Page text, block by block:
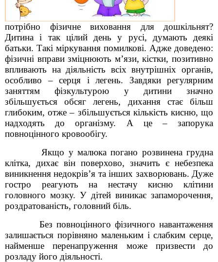
потрібно фізичне виховання для дошкільнят?
Дитина і так цілий день у русі, думають деякі
батьки. Такі міркування помилкові. Адже доведено:
фізичні вправи зміцнюють м’язи, кістки, позитивно
впливають на діяльність всіх внутрішніх органів,
особливо – серця і легень. Завдяки регулярним
заняттям фізкультурою у дитини значно
збільшується обсяг легень, дихання стає більш
глибоким, отже – збільшується кількість кисню, що
надходять до організму. А це – запорука
повноцінного кровообігу.
Якщо у малюка погано розвинена грудна
клітка, дихає він поверхово, значить є небезпека
виникнення недокрів’я та інших захворювань. Дуже
гостро реагують на нестачу кисню клітини
головного мозку. У дітей виникає запаморочення,
роздратованість, головний біль.
Без повноцінного фізичного навантаження
залишається порівняно маленьким і слабким серце,
найменше перенапруження може призвести до
розладу його діяльності.